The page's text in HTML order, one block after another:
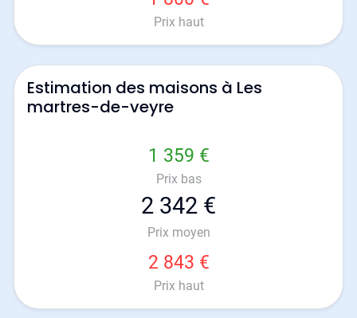
Prix haut
Estimation des maisons à Les
martres-de-veyre
1 359 €
Prix bas
2 342 €
Prix moyen
2 843 €
Prix haut